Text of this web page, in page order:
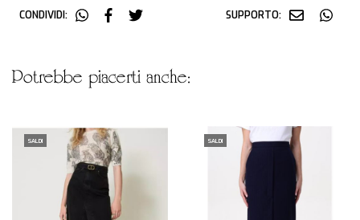
CONDIVIDI: SUPPORTO:
potrebbe piacerti anche:
SALDI SALDI